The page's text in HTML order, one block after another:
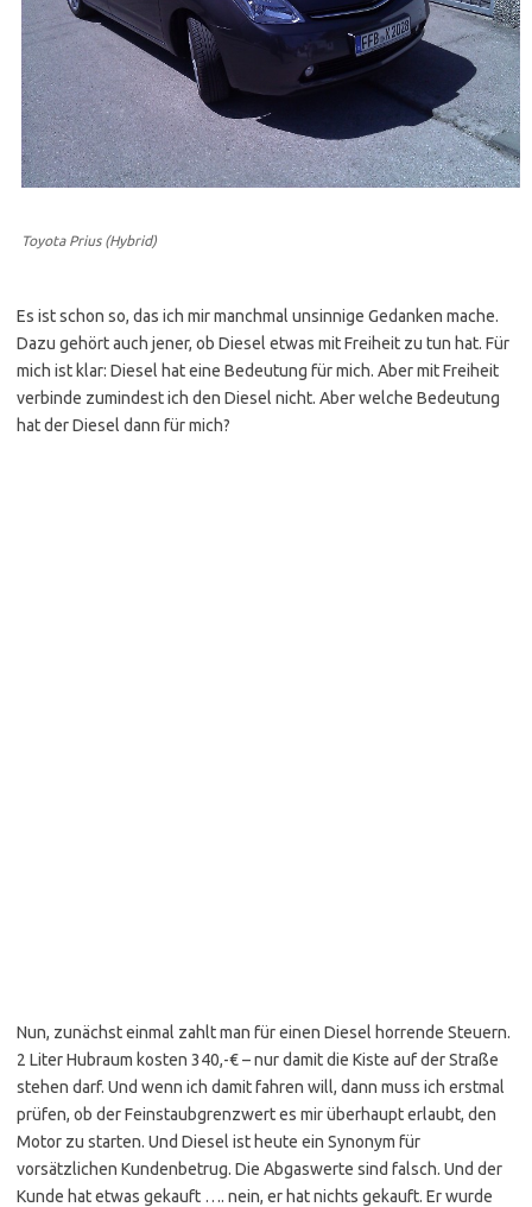
Toyota Prius (Hybrid)
Es ist schon so, das ich mir manchmal unsinnige Gedanken mache.
Dazu gehört auch jener, ob Diesel etwas mit Freiheit zu tun hat. Für
mich ist klar: Diesel hat eine Bedeutung für mich. Aber mit Freiheit
verbinde zumindest ich den Diesel nicht. Aber welche Bedeutung
hat der Diesel dann für mich?
Nun, zunächst einmal zahlt man für einen Diesel horrende Steuern.
2 Liter Hubraum kosten 340,-€ – nur damit die Kiste auf der Straße
stehen darf. Und wenn ich damit fahren will, dann muss ich erstmal
prüfen, ob der Feinstaubgrenzwert es mir überhaupt erlaubt, den
Motor zu starten. Und Diesel ist heute ein Synonym für
vorsätzlichen Kundenbetrug. Die Abgaswerte sind falsch. Und der
Kunde hat etwas gekauft …. nein, er hat nichts gekauft. Er wurde